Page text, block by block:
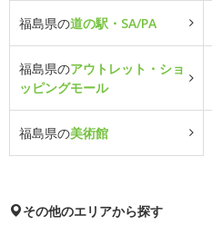
福島県の道の駅・SA/PA
福島県のアウトレット・ショ
ッピングモール
福島県の美術館
その他のエリアから探す